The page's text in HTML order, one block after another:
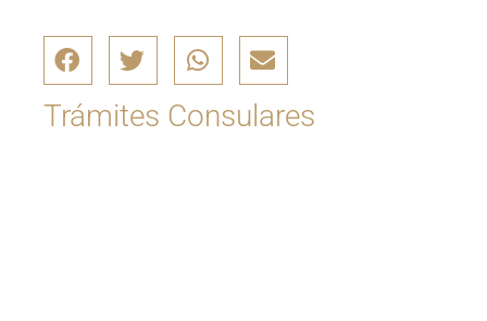
Trámites Consulares